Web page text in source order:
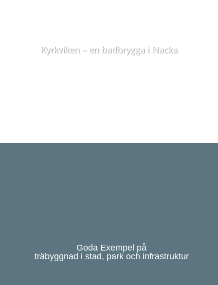
Kyrkviken – en badbrygga i Nacka
Goda Exempel på
träbyggnad i stad, park och infrastruktur